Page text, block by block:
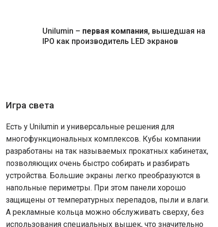
Unilumin – первая компания, вышедшая на
IPO как производитель LED экранов
Игра света
Есть у Unilumin и универсальные решения для
многофункциональных комплексов. Кубы компании
разработаны на так называемых прокатных кабинетах,
позволяющих очень быстро собирать и разбирать
устройства. Большие экраны легко преобразуются в
напольные периметры. При этом панели хорошо
защищены от температурных перепадов, пыли и влаги.
А рекламные кольца можно обслуживать сверху, без
использования специальных вышек, что значительно